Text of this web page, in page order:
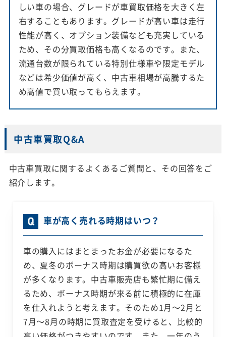
しい車の場合、グレードが車買取価格を大きく左
右することもあります。グレードが高い車は走行
性能が高く、オプション装備なども充実している
ため、その分買取価格も高くなるのです。また、
流通台数が限られている特別仕様車や限定モデル
などは希少価値が高く、中古車相場が高騰するた
め高値で買い取ってもらえます。
中古車買取Q&A
中古車買取に関するよくあるご質問と、その回答をご
紹介します。
車が高く売れる時期はいつ？
車の購入にはまとまったお金が必要になるた
め、夏冬のボーナス時期は購買欲の高いお客様
が多くなります。中古車販売店も繁忙期に備え
るため、ボーナス時期が来る前に積極的に在庫
を仕入れようと考えます。そのため1月～2月と
7月～8月の時期に買取査定を受けると、比較的